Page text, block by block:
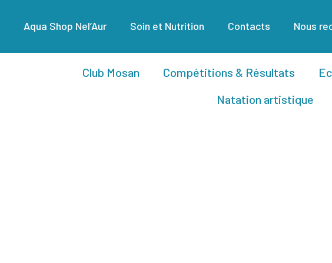
Aqua Shop Nel’Aur Soin et Nutrition Contacts Nous
Club Mosan Compétitions & Résultats
Natation artistique